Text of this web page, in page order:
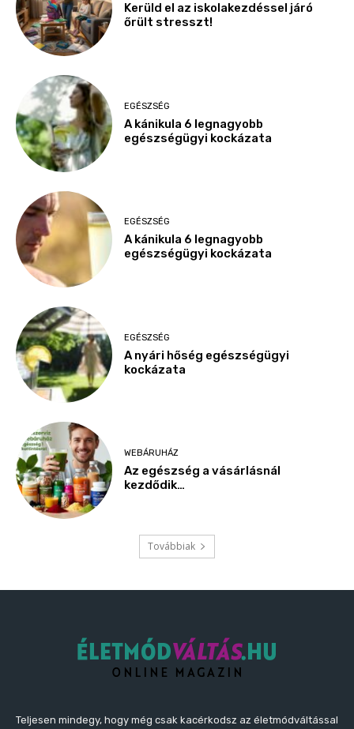
Kerüld el az iskolakezdéssel járó
őrült stresszt!
EGÉSZSÉG
A kánikula 6 legnagyobb
egészségügyi kockázata
EGÉSZSÉG
A kánikula 6 legnagyobb
egészségügyi kockázata
EGÉSZSÉG
A nyári hőség egészségügyi
kockázata
WEBÁRUHÁZ
Az egészség a vásárlásnál
kezdődik…
Továbbiak
Teljesen mindegy, hogy még csak kacérkodsz az életmódváltással